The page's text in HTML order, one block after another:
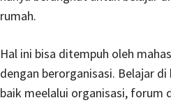
rumah.
Hal ini bisa ditempuh oleh
dengan berorganisasi. Belajar
baik meelalui organisasi, forum